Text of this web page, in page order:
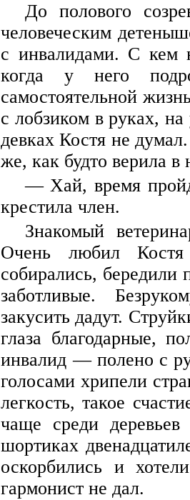
До полового
человеческим
с инвалидами. С кем
когда у него
самостоятельной
с лобзиком в руках,
девках Костя не
же, как будто верила в
— Хай, время
крестила член.
Знакомый
Очень любил
собирались, бередили
заботливые.
закусить дадут.
глаза благодарные,
инвалид — полено с
голосами хрипели
легкость, такое
чаще среди
шортиках
оскорбились и
гармонист не дал.